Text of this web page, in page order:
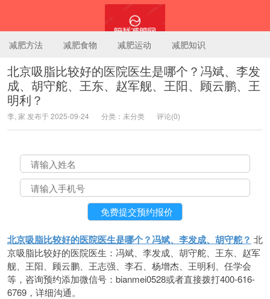
陪我减肥网
减肥方法 减肥食物 减肥运动 减肥知识
北京吸脂比较好的医院医生是哪个？冯斌、李发
成、胡守舵、王东、赵军舰、王阳、顾云鹏、王
明利？
李, 家 发布于 2025-09-24 分类：未分类 评论(0)
北京吸脂比较好的医院医生是哪个？冯斌、李发成、胡守舵？ 北
京吸脂比较好的医院医生：冯斌、李发成、胡守舵、王东、赵军
舰、王阳、顾云鹏、王志强、李石、杨增杰、王明利、任学会
等，咨询预约添加微信号：bianmei0528或者直接拨打400-616-
6769，详细沟通。